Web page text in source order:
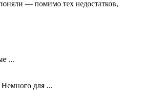
— помимо тех недостатков,
...
для ...